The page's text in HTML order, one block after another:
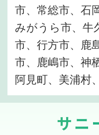
市、常総市、石
みがうら市、牛
市、行方市、鹿
市、鹿嶋市、神
阿見町、美浦村
サニ